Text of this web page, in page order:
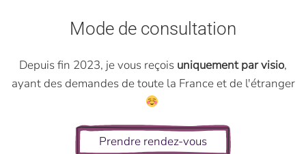
Mode de consultation
Depuis fin 2023, je vous reçois uniquement par visio,
ayant des demandes de toute la France et de l'étranger
Prendre rendez-vous